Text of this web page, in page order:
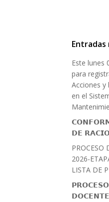
Este lunes
para
Acciones y
en el
𝗗𝗘
PROCESO
2026-
LISTA DE